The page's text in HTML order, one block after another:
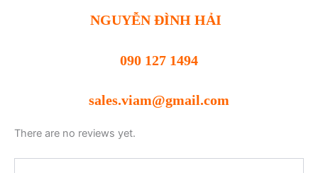
NGUYỄN ĐÌNH HẢI
090 127 1494
sales.viam@gmail.com
There are no reviews yet.